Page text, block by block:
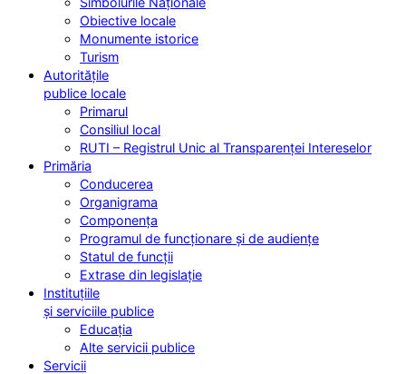
Obiective locale
Monumente istorice
Turism
Autoritățile
publice locale
Primarul
Consiliul local
RUTI – Registrul Unic al Transparenței Intereselor
Primăria
Conducerea
Organigrama
Componența
Programul de funcționare și de audiențe
Statul de funcții
Extrase din legislație
Instituțiile
și serviciile publice
Educația
Alte servicii publice
Servicii